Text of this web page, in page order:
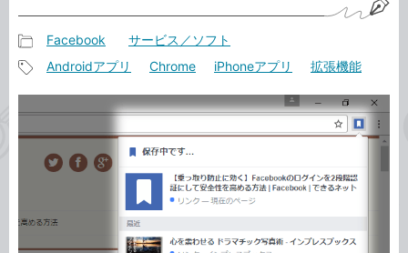
事
カ
テ
ゴ
リ
Facebook サービス／ソフト
Androidアプリ Chrome iPhoneアプリ 拡張機能